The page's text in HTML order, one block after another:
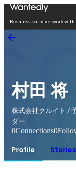
Business social network
村田 将
株式会社クルイト /
ダー
0Connections0
Profile Stories